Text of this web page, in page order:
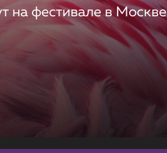
на фестивале в Москве